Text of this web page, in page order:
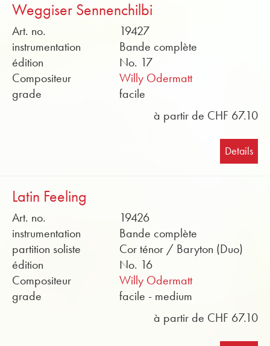
Weggiser Sennenchilbi
Art. no.
19427
instrumentation
Bande complète
édition
No. 17
Compositeur
Willy Odermatt
grade
facile
à partir de CHF 67.10
Details
Latin Feeling
Art. no.
19426
instrumentation
Bande complète
partition soliste
Cor ténor / Baryton (Duo)
édition
No. 16
Compositeur
Willy Odermatt
grade
facile - medium
à partir de CHF 67.10